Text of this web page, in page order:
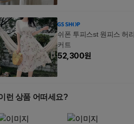
쉬폰 투피스st 원피스 허
커트
52,300원
런 상품 어떠세요?